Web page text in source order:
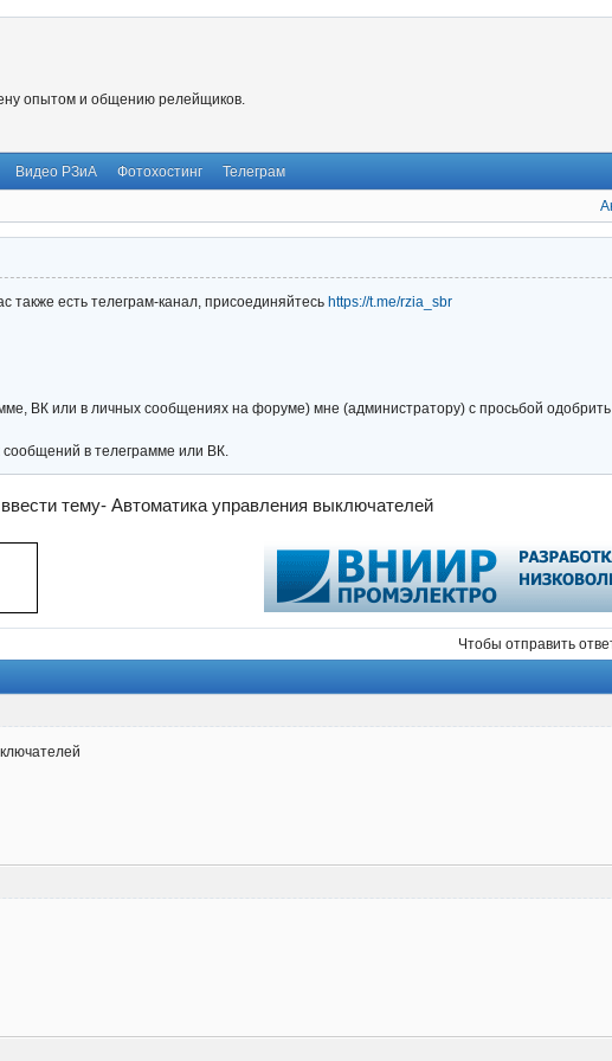
опытом и общению релейщиков.
Видео РЗиА Фотохостинг Телеграм
также есть телеграм-канал, присоединяйтесь https://t.me/rzia_sbr
ВК или в личных сообщениях на форуме) мне (администратору) с просьбой
в телеграмме или ВК.
тему- Автоматика управления выключателей
Чтобы отправить